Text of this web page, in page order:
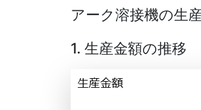
アーク溶接機の生
1. 生産金額の推移